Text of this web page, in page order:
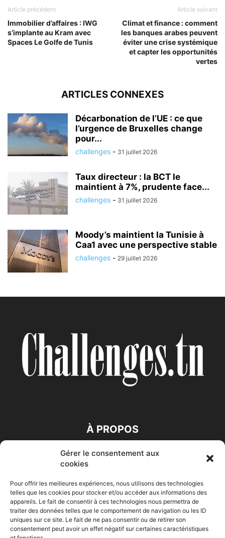
Gérer le consentement aux
cookies
Pour offrir les meilleures expériences, nous utilisons des technologies
telles que les cookies pour stocker et/ou accéder aux informations des
appareils. Le fait de consentir à ces technologies nous permettra de
traiter des données telles que le comportement de navigation ou les ID
uniques sur ce site. Le fait de ne pas consentir ou de retirer son
consentement peut avoir un effet négatif sur certaines caractéristiques
Article précédent
Immobilier d’affaires : IWG
s’implante au Kram avec
Spaces Le Golfe de Tunis
Article suivant
Climat et finance : comment
les banques arabes peuvent
éviter une crise systémique
et capter les opportunités
vertes
ARTICLES CONNEXES
Décarbonation de l’UE : ce que
l’urgence de Bruxelles change
pour...
challenges - 31 juillet 2026
Taux directeur : la BCT le
maintient à 7%, prudente face...
challenges - 31 juillet 2026
Moody’s maintient la Tunisie à
Caa1 avec une perspective stable
challenges - 29 juillet 2026
À PROPOS
SUIVEZ NOUS
Accueil Economie Entreprises Entrepreneur Afrique